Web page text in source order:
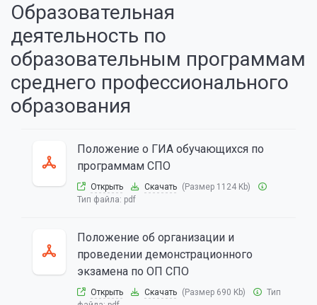
Образовательная
деятельность по
образовательным программам
среднего профессионального
образования
Положение о ГИА обучающихся по
программам СПО
Открыть Скачать (Размер 1124 Kb)
Тип файла: pdf
Положение об организации и
проведении демонстрационного
экзамена по ОП СПО
Открыть Скачать (Размер 690 Kb)
Тип